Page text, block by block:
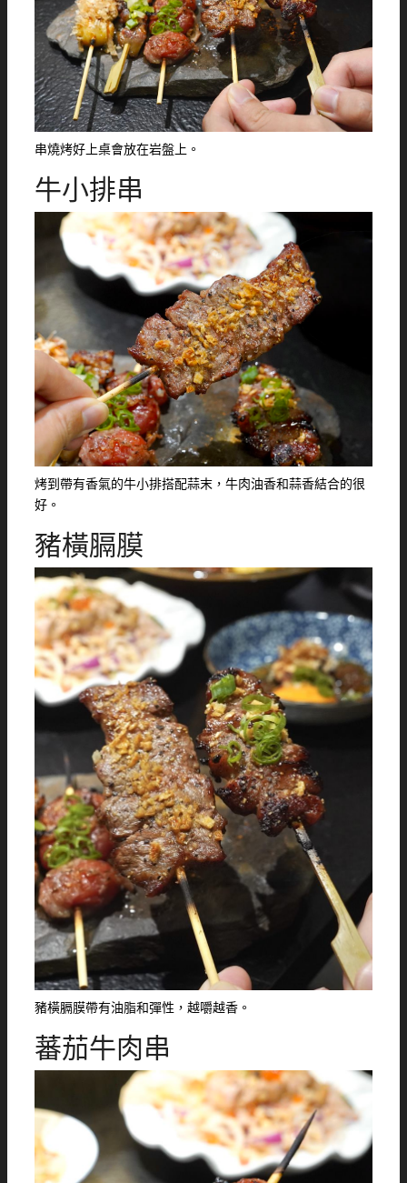
串燒烤好上桌會放在岩盤上。
牛小排串
烤到帶有香氣的牛小排搭配蒜末，牛肉油香和蒜香結合的很
好。
豬橫膈膜
豬橫膈膜帶有油脂和彈性，越嚼越香。
蕃茄牛肉串